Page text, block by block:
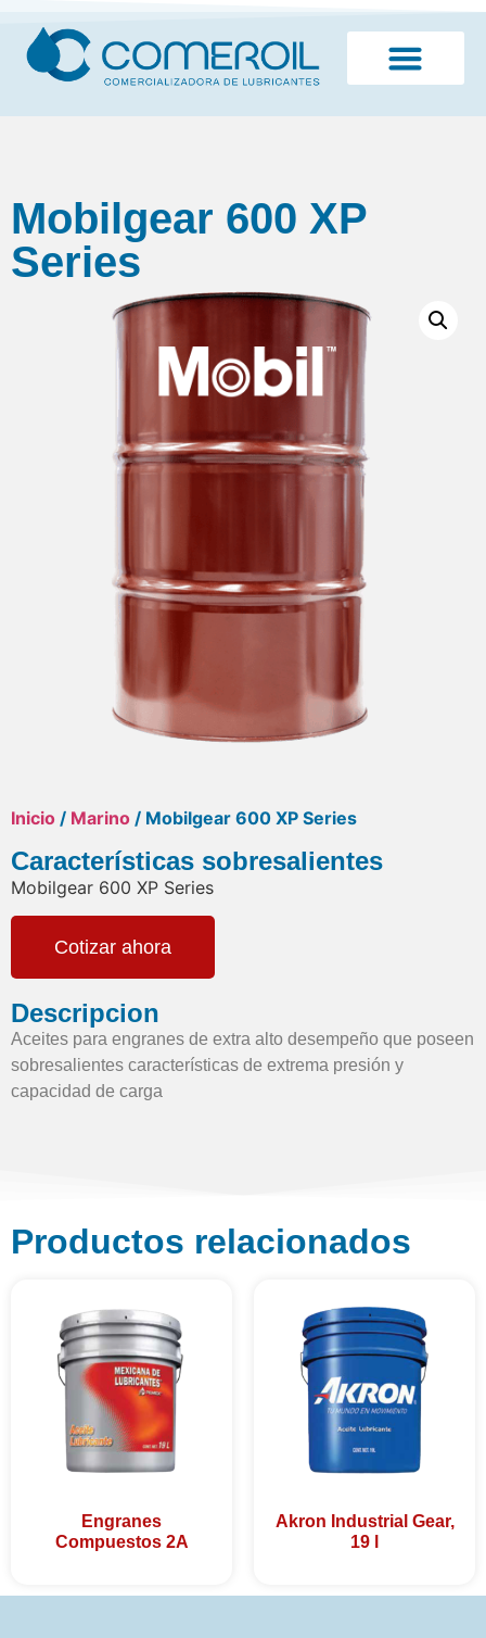
Mobilgear 600 XP
Series
Inicio / Marino / Mobilgear 600 XP Series
Características sobresalientes
Mobilgear 600 XP Series
Cotizar ahora
Descripcion
Aceites para engranes de extra alto desempeño que poseen
sobresalientes características de extrema presión y
capacidad de carga
Productos relacionados
Engranes
Compuestos 2A
Akron Industrial Gear,
19 l